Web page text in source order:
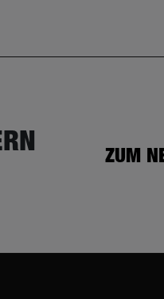
ZUM